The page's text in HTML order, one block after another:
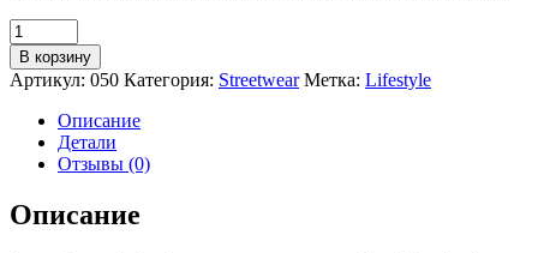
В корзину
Артикул: 050 Категория: Streetwear Метка: Lifestyle
Описание
Детали
Отзывы (0)
Описание